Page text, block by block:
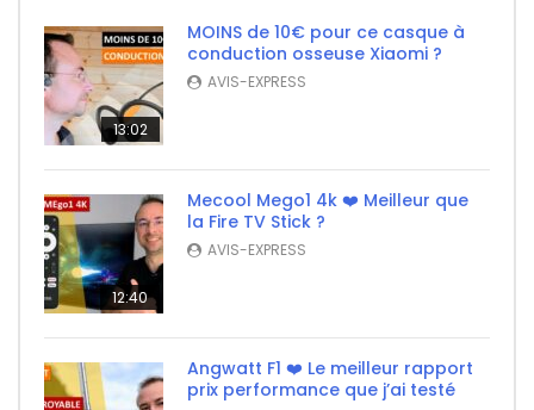
13:02
MOINS de 10€ pour ce casque à
conduction osseuse Xiaomi ?
AVIS-EXPRESS
12:40
Mecool Mego1 4k ❤️ Meilleur que
la Fire TV Stick ?
AVIS-EXPRESS
Angwatt F1 ❤️ Le meilleur rapport
prix performance que j’ai testé